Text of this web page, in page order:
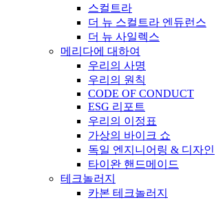
스컬트라
더 뉴 스컬트라 엔듀런스
더 뉴 사일렉스
메리다에 대하여
우리의 사명
우리의 원칙
CODE OF CONDUCT
ESG 리포트
우리의 이정표
가상의 바이크 쇼
독일 엔지니어링 & 디자인
타이완 핸드메이드
테크놀러지
카본 테크놀러지